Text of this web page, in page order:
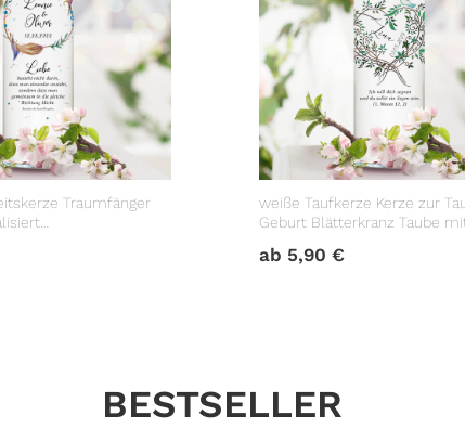
Traumfänger
weiße Taufkerze Kerze zur
Geburt Blätterkranz Taube
ab 5,90€
BESTSELLER